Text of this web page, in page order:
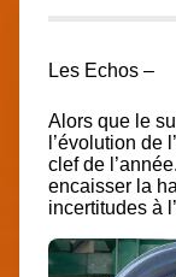
Les Echos –
Alors que le
l’évolution de
clef de
encaisser la
incertitudes à